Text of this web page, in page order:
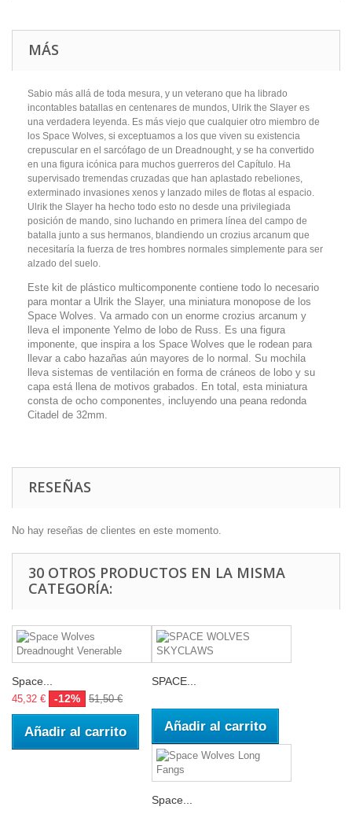
MÁS
Sabio más allá de toda mesura, y un veterano que ha librado
incontables batallas en centenares de mundos, Ulrik the Slayer es
una verdadera leyenda. Es más viejo que cualquier otro miembro de
los Space Wolves, si exceptuamos a los que viven su existencia
crepuscular en el sarcófago de un Dreadnought, y se ha convertido
en una figura icónica para muchos guerreros del Capítulo. Ha
supervisado tremendas cruzadas que han aplastado rebeliones,
exterminado invasiones xenos y lanzado miles de flotas al espacio.
Ulrik the Slayer ha hecho todo esto no desde una privilegiada
posición de mando, sino luchando en primera línea del campo de
batalla junto a sus hermanos, blandiendo un crozius arcanum que
necesitaría la fuerza de tres hombres normales simplemente para ser
alzado del suelo.
Este kit de plástico multicomponente contiene todo lo necesario
para montar a Ulrik the Slayer, una miniatura monopose de los
Space Wolves. Va armado con un enorme crozius arcanum y
lleva el imponente Yelmo de lobo de Russ. Es una figura
imponente, que inspira a los Space Wolves que le rodean para
llevar a cabo hazañas aún mayores de lo normal. Su mochila
lleva sistemas de ventilación en forma de cráneos de lobo y su
capa está llena de motivos grabados. En total, esta miniatura
consta de ocho componentes, incluyendo una peana redonda
Citadel de 32mm.
RESEÑAS
No hay reseñas de clientes en este momento.
30 OTROS PRODUCTOS EN LA MISMA
CATEGORÍA:
Space...
45,32 € -12% 51,50 €
Añadir al carrito
SPACE...
Añadir al carrito
Space...